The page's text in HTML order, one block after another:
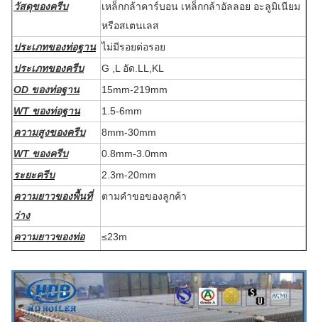
วัสดุของครีบ
เหล็กกล้าคาร์บอน เหล็กกล้าอัลลอย อะลูมิเนียม
หรือสเตนเลส
ประเภทของท่อฐาน ไม่มีรอยต่อรอย
ประเภทของครีบ
G ,L อัด.LL,KL
OD ของท่อฐาน
15mm-219mm
WT ของท่อฐาน
1.5-6mm
ความสูงของครีบ
8mm-30mm
WT ของครีบ
0.8mm-3.0mm
ระยะครีบ
2.3m-20mm
ความยาวของพื้นที่
ว่าง
ตามคำขอของลูกค้า
ความยาวของท่อ
≤23m